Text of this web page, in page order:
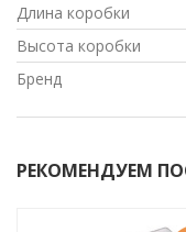
Длина коробки
Высота коробки
Бренд
РЕКОМЕНДУЕМ